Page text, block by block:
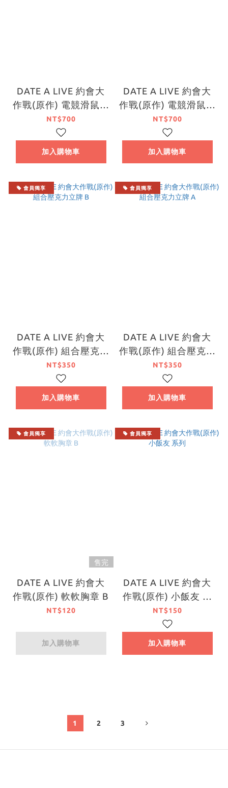
DATE A LIVE 約會大
作戰(原作) 電競滑鼠墊
D
NT$700
加入購物車
DATE A LIVE 約會大
作戰(原作) 電競滑鼠墊
C
NT$700
加入購物車
會員獨享
DATE A LIVE 約會大
作戰(原作) 組合壓克力
立牌 B
NT$350
加入購物車
會員獨享
DATE A LIVE 約會大
作戰(原作) 組合壓克力
立牌 A
NT$350
加入購物車
會員獨享
售完
DATE A LIVE 約會大
作戰(原作) 軟軟胸章 B
NT$120
加入購物車
會員獨享
DATE A LIVE 約會大
作戰(原作) 小飯友 系
列
NT$150
加入購物車
1 2 3